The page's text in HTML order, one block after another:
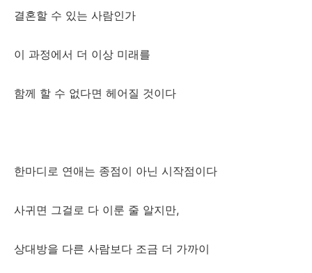
결혼할 수 있는 사람인가
이 과정에서 더 이상 미래를
함께 할 수 없다면 헤어질 것이다
한마디로 연애는 종점이 아닌 시작점이다
사귀면 그걸로 다 이룬 줄 알지만,
상대방을 다른 사람보다 조금 더 가까이